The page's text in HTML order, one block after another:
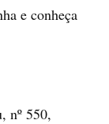
e conheça
nº 550,